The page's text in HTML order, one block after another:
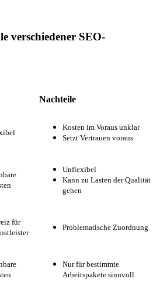
verschiedener SEO-
Nachteile
Kosten im Voraus unklar
Setzt Vertrauen voraus
Unflexibel
Kann zu Lasten der Qualität
gehen
für
Problematische Zuordnung
Nur für bestimmte
Arbeitspakete sinnvoll